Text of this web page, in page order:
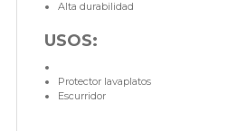
Alta durabilidad
USOS:
Protector lavaplatos
Escurridor